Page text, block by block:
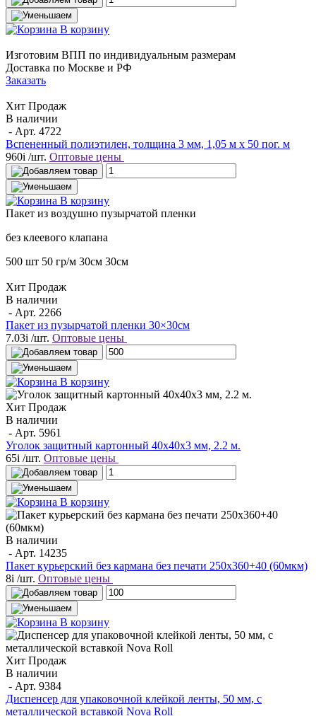
В корзину
Изготовим ВПП по индивидуальным размерам
Доставка по Москве и РФ
Заказать
Хит Продаж
В наличии
- Арт. 4722
Вспененный полиэтилен, толщина 3 мм, 1,05 м х 50 пог. м
960i /шт. Оптовые цены
В корзину
Пакет из воздушно пузырчатой пленки
без клеевого клапана
500 шт 50 гр/м 30см 30см
Хит Продаж
В наличии
- Арт. 2266
Пакет из пузырчатой пленки 30×30см
7.03i /шт. Оптовые цены
В корзину
Хит Продаж
В наличии
- Арт. 5961
Уголок защитный картонный 40х40х3 мм, 2.2 м.
65i /шт. Оптовые цены
В корзину
В наличии
- Арт. 14235
Пакет курьерский без кармана без печати 250х360+40 (60мкм)
8i /шт. Оптовые цены
В корзину
Хит Продаж
В наличии
- Арт. 9384
Диспенсер для упаковочной клейкой ленты, 50 мм, с
металлической вставкой Nova Roll